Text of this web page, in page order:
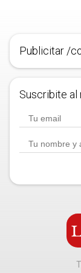
Publicitar /
Suscribite al